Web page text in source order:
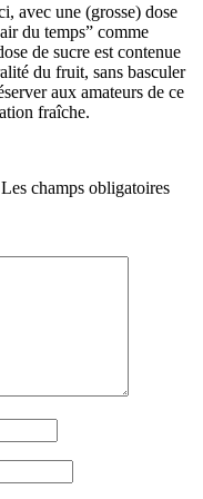
avec une (grosse) dose
du temps” comme
de sucre est contenue
du fruit, sans basculer
aux amateurs de ce
fraîche.
Les champs obligatoires